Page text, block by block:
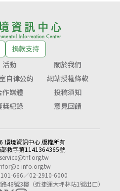
捐款支持
活動
關於我們
自律公約
網站授權條款
作媒體
投稿須知
獎紀錄 意見回饋
境資訊中心 版權所有
救字第1141364365號
service@tnf.org.tw
info.org.tw
666／02-2910-6000
48號3樓（近捷運大坪林站1號出口）